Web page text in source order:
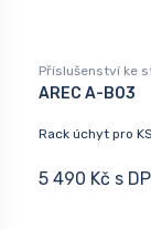
Příslušenství ke
AREC A-B03
Rack úchyt pro
5 490 Kč s